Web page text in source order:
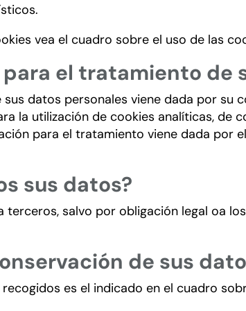
vea el cuadro sobre el uso de las
para el tratamiento de
datos personales viene dada por su
la utilización de cookies analíticas, de
para el tratamiento viene dada por
sus datos?
terceros, salvo por obligación legal oa
de sus
es el indicado en el cuadro